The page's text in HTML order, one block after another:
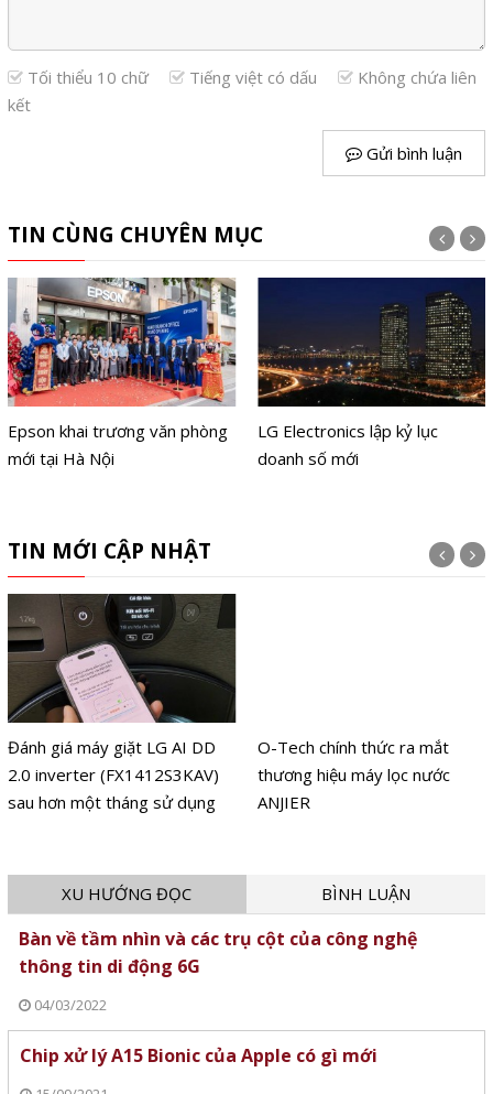
Tối thiểu 10 chữ Tiếng việt có dấu
Không chứa liên
kết
Gửi bình luận
TIN CÙNG CHUYÊN MỤC
Epson khai trương văn phòng
mới tại Hà Nội
LG Electronics lập kỷ lục
doanh số mới
TIN MỚI CẬP NHẬT
Đánh giá máy giặt LG AI DD
2.0 inverter (FX1412S3KAV)
sau hơn một tháng sử dụng
O-Tech chính thức ra mắt
thương hiệu máy lọc nước
ANJIER
XU HƯỚNG ĐỌC BÌNH LUẬN
Bàn về tầm nhìn và các trụ cột của công nghệ
thông tin di động 6G
04/03/2022
Chip xử lý A15 Bionic của Apple có gì mới